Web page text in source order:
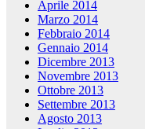
Aprile 2014
Marzo 2014
Febbraio 2014
Gennaio 2014
Dicembre 2013
Novembre 2013
Ottobre 2013
Settembre 2013
Agosto 2013